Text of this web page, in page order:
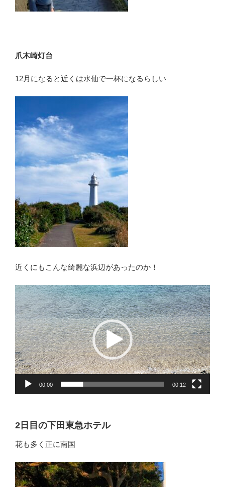
爪木崎灯台
12月になると近くは水仙で一杯になるらしい
近くにもこんな綺麗な浜辺があったのか！
動
画
プ
レ
ー
ヤ
ー
00:00 00:12
2日目の下田東急ホテル
花も多く正に南国